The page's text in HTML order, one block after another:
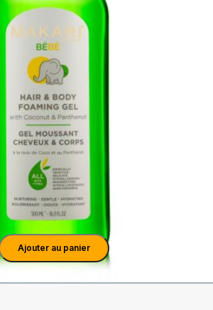
Ajouter au panier